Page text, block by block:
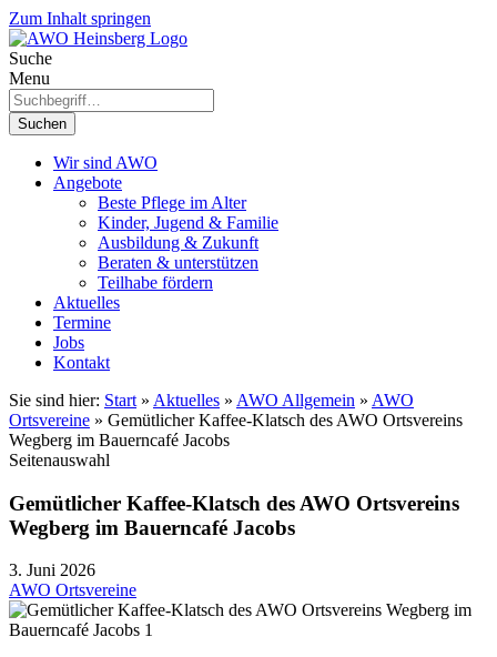
Zum Inhalt springen
Suche
Menu
Suchen
Wir sind AWO
Angebote
Beste Pflege im Alter
Kinder, Jugend & Familie
Ausbildung & Zukunft
Beraten & unterstützen
Teilhabe fördern
Aktuelles
Termine
Jobs
Kontakt
Sie sind hier: Start » Aktuelles » AWO Allgemein » AWO
Ortsvereine » Gemütlicher Kaffee-Klatsch des AWO Ortsvereins
Wegberg im Bauerncafé Jacobs
Seitenauswahl
Gemütlicher Kaffee-Klatsch des AWO Ortsvereins
Wegberg im Bauerncafé Jacobs
3. Juni 2026
AWO Ortsvereine